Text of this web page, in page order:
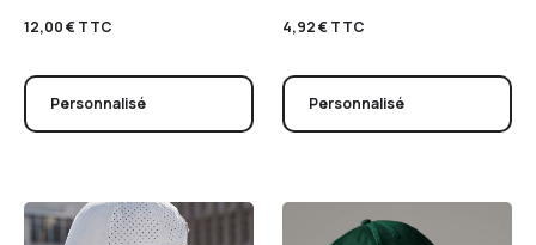
12,00€TTC
Personnalisé
4,92€TTC
Personnalisé